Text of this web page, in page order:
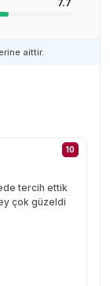
aittir.
10
tercih ettik
çok güzeldi